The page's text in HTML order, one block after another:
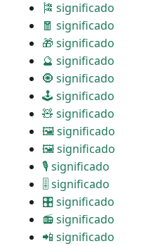
🎏 significado
🧧 significado
🎁 significado
🔮 significado
🧿 significado
🕹 significado
🧸 significado
🖼 significado
🖼 significado
🎙 significado
🎚 significado
🎛 significado
📻 significado
📲 significado